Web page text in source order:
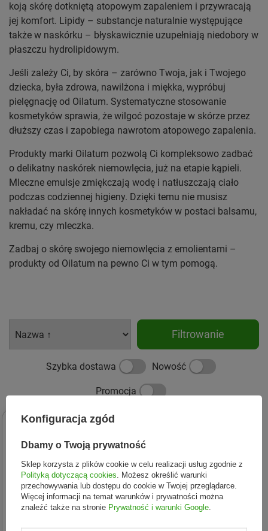
koją skórę dotkniętą atopowym zapaleniem i przywracają
jej komfort. Lipidy – substancje naturalnie występujące
także w naskórku – błyskawicznie uzupełniają niedobory w
płaszczu hydrolipidowym.
Jeśli zależy Ci, by skóra – zarówno Twoja, jak i Twojego
dziecka, była zdrowa, nawilżona i miękka, wypróbuj
pielęgnację od Oilatum. Systematyczne stosowanie
kosmetyków sprawia, że wilgoć pozostaje w skórze przez
dłuższy czas i zapobiega nawrotom atopowego zapalenia.
Produkty marki Oilatum pozwolą Ci kompleksowo zadbać
o delikatny naskórek niemowlęcia, już na etapie kąpieli.
Mleczne emulsje zmiękczają wodę i natłuszczają ciało
podczas codziennej higieny. Dzięki temu nie musisz
nakładać na skórę innych kosmetyków w postaci balsamu,
kremu, czy mleczka.
Zadbaj o skórę swojego niemowlęcia z emolientami –
produkty od Oilatum na pewno Ci w tym pomogą.
Filtrowanie
Szybka dostawa Nowość
Promocja
Konfiguracja zgód
Dbamy o Twoją prywatność
Sklep korzysta z plików cookie w celu realizacji usług zgodnie z
Polityką dotyczącą cookies . Możesz określić warunki
przechowywania lub dostępu do cookie w Twojej przeglądarce.
Więcej informacji na temat warunków i prywatności można
znaleźć także na stronie Prywatność i warunki Google